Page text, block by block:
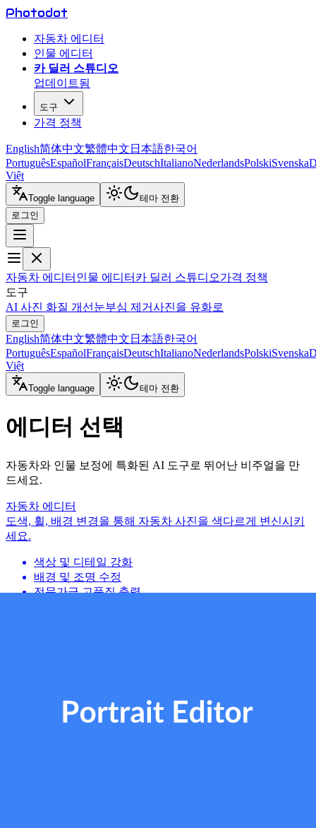
Photodot
자동차 에디터
인물 에디터
카 딜러 스튜디오
업데이트됨
도구
가격 정책
English简体中文繁體中文 日本語한국어
PortuguêsEspañolFrançaisDeutschItalianoNederlandsPolskiSvenska
Việt
Toggle language
테마 전환
로그인
자동차 에디터 인물 에디터 카 딜러 스튜디오가격 정책
도구
AI 사진 화질 개선 눈부심 제거사진을 유화로
로그인
English简体中文繁體中文 日本語한국어
PortuguêsEspañolFrançaisDeutschItalianoNederlandsPolskiSvenska
Việt
Toggle language 테마 전환
에디터 선택
자동차와 인물 보정에 특화된 AI 도구로 뛰어난 비주얼을 만
드세요.
자동차 에디터
도색, 휠, 배경 변경을 통해 자동차 사진을 색다르게 변신시키
세요.
색상 및 디테일 강화
배경 및 조명 수정
전문가급 고품질 출력
예술적인 필터 적용